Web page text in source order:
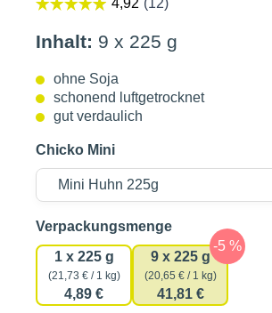
Inhalt: 9 x 225 g
ohne Soja
schonend luftgetrocknet
gut verdaulich
Chicko Mini
Verpackungsmengeauswählen
1 x 225 g
(21,73 € / 1 kg)
4,89 €
9 x 225 g
(20,65 € / 1 kg)
41,81 €